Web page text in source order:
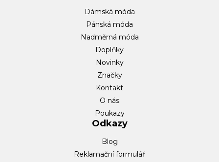
Dámská móda
Pánská móda
Nadměrná móda
Doplňky
Novinky
Značky
Kontakt
O nás
Poukazy
Odkazy
Blog
Reklamační formulář